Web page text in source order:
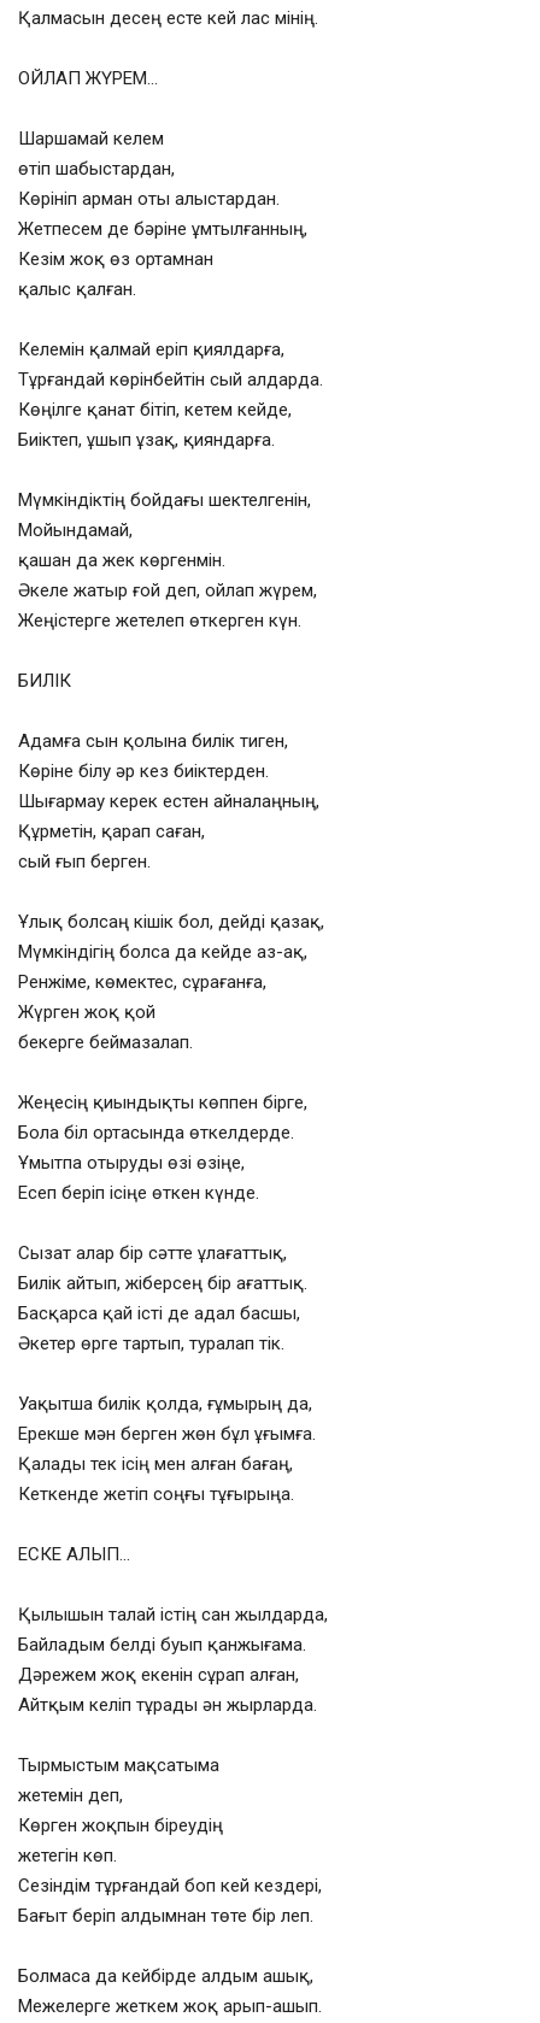
Қалмасын десең есте кей лас мінің.
ОЙЛАП ЖҮРЕМ…
Шаршамай келем
өтіп шабыстардан,
Көрініп арман оты алыстардан.
Жетпесем де бәріне ұмтылғанның,
Кезім жоқ өз ортамнан
қалыс қалған.
Келемін қалмай еріп қиялдарға,
Тұрғандай көрінбейтін сый алдарда.
Көңілге қанат бітіп, кетем кейде,
Биіктеп, ұшып ұзақ, қияндарға.
Мүмкіндіктің бойдағы шектелгенін,
Мойындамай,
қашан да жек көргенмін.
Әкеле жатыр ғой деп, ойлап жүрем,
Жеңістерге жетелеп өткерген күн.
БИЛІК
Адамға сын қолына билік тиген,
Көріне білу әр кез биіктерден.
Шығармау керек естен айналаңның,
Құрметін, қарап саған,
сый ғып берген.
Ұлық болсаң кішік бол, дейді қазақ,
Мүмкіндігің болса да кейде аз-ақ,
Ренжіме, көмектес, сұрағанға,
Жүрген жоқ қой
бекерге беймазалап.
Жеңесің қиындықты көппен бірге,
Бола біл ортасында өткелдерде.
Ұмытпа отыруды өзі өзіңе,
Есеп беріп ісіңе өткен күнде.
Сызат алар бір сәтте ұлағаттық,
Билік айтып, жіберсең бір ағаттық.
Басқарса қай істі де адал басшы,
Әкетер өрге тартып, туралап тік.
Уақытша билік қолда, ғұмырың да,
Ерекше мән берген жөн бұл ұғымға.
Қалады тек ісің мен алған бағаң,
Кеткенде жетіп соңғы тұғырыңа.
ЕСКЕ АЛЫП…
Қылышын талай істің сан жылдарда,
Байладым белді буып қанжығама.
Дәрежем жоқ екенін сұрап алған,
Айтқым келіп тұрады ән жырларда.
Тырмыстым мақсатыма
жетемін деп,
Көрген жоқпын біреудің
жетегін көп.
Сезіндім тұрғандай боп кей кездері,
Бағыт беріп алдымнан төте бір леп.
Болмаса да кейбірде алдым ашық,
Межелерге жеткем жоқ арып-ашып.